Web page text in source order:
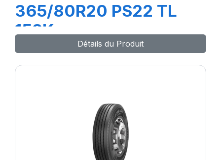
365/80R20 PS22 TL
152K
Détails du Produit